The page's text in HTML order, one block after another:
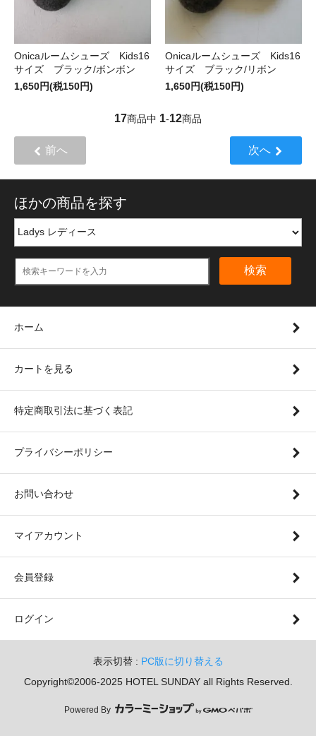
Onicaルームシューズ Kids16
サイズ ブラック/ボンボン
1,650円(税150円)
Onicaルームシューズ Kids16
サイズ ブラック/リボン
1,650円(税150円)
17商品中 1-12商品
前へ 次へ
ほかの商品を探す
検索
ホーム
カートを見る
特定商取引法に基づく表記
プライバシーポリシー
お問い合わせ
マイアカウント
会員登録
ログイン
表示切替 : PC版に切り替える
Copyright©2006-2025 HOTEL SUNDAY all Rights Reserved.
Powered By